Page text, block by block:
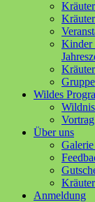
Kinder
Wildes
Über uns
Anmeldung